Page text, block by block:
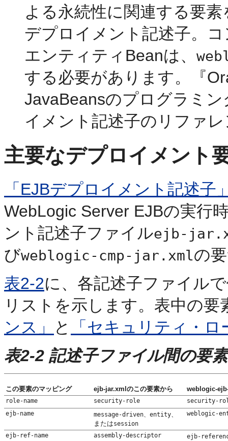
よる永続性に関連する要
デプロイメント記述子。
エンティティBeanは、
する必要があります。『
JavaBeansのプログラミ
イメント記述子のリファ
主要なデプロイメント
「EJBデプロイメント記述子
WebLogic Server EJBの実行
ント記述子ファイルejb-
びweblogic-cmp-jar.xmlの
表2-2に、各記述子ファイル
リストを示します。表中の要
ンス」
と
「セキュリティ・ロ
表2-2 記述子ファイル間の要
この要素のマッピング ejb-jar.xmlのこの要素から weblogic-
role-name security-role
security-
ejb-name
message-driven、entity、
またはsession
weblogic-
ejb-ref-name assembly-descriptor ejb-